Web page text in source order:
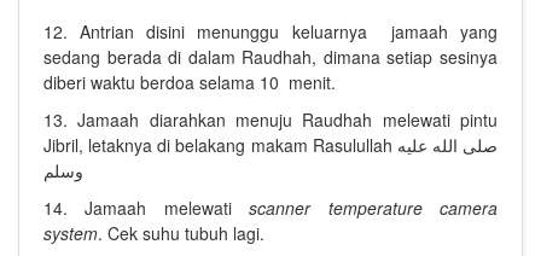
12. Antrian disini menunggu keluarnya jamaah yang
sedang berada di dalam Raudhah, dimana setiap sesinya
diberi waktu berdoa selama 10 menit.
13. Jamaah diarahkan menuju Raudhah melewati pintu
Jibril, letaknya di belakang makam Rasulullah صلى الله عليه
وسلم
14. Jamaah melewatiscanner temperature camera
system. Cek suhu tubuh lagi.